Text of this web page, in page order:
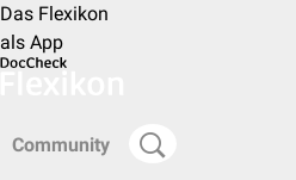
Das Flexikon
als App
Community